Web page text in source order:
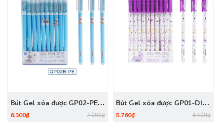
Bút Gel xóa được GP02-PE
Xanh
6.300₫ 7.000₫
Bút Gel xóa được GP01-DI
Tím
5.760₫ 6.400₫